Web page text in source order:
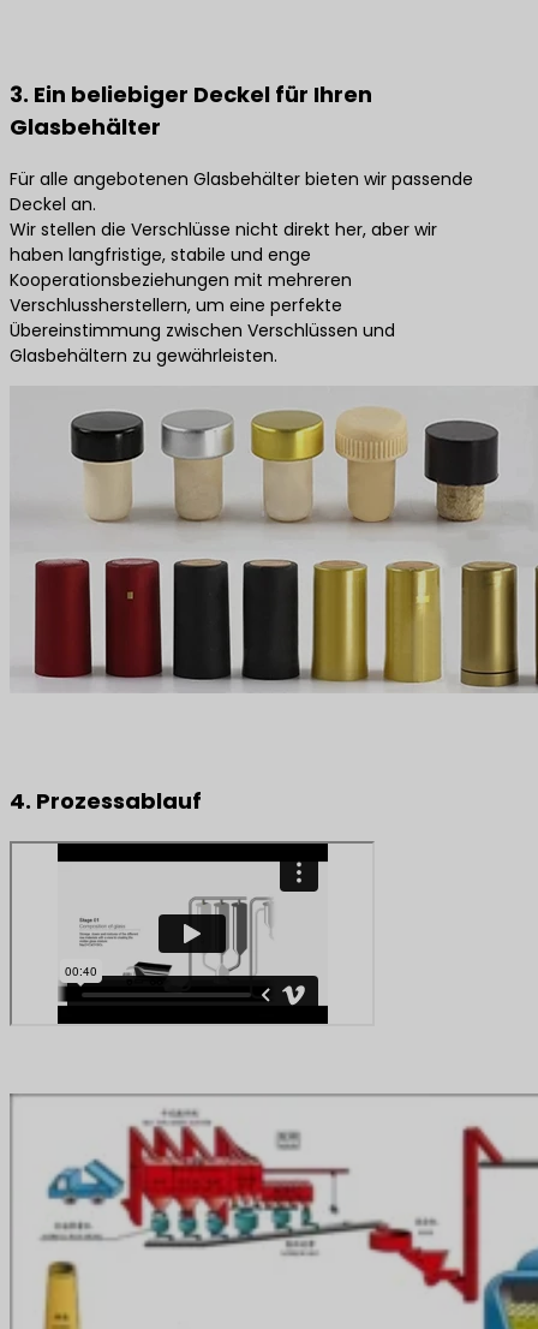
3. Ein beliebiger Deckel für Ihren
Glasbehälter
Für alle angebotenen Glasbehälter bieten wir passende
Deckel an.
Wir stellen die Verschlüsse nicht direkt her, aber wir
haben langfristige, stabile und enge
Kooperationsbeziehungen mit mehreren
Verschlussherstellern, um eine perfekte
Übereinstimmung zwischen Verschlüssen und
Glasbehältern zu gewährleisten.
4. Prozessablauf